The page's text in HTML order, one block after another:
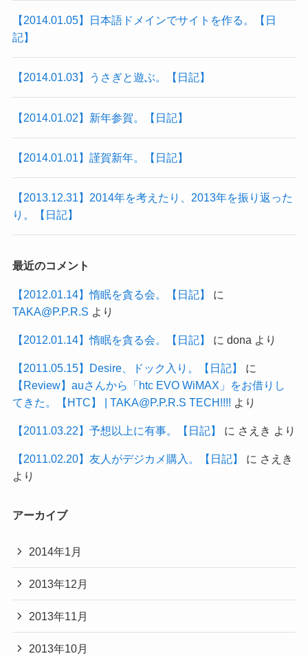
【2014.01.05】日本語ドメインでサイトを作る。【日
記】
【2014.01.03】うさぎと遊ぶ。【日記】
【2014.01.02】新年参賀。【日記】
【2014.01.01】謹賀新年。【日記】
【2013.12.31】2014年を考えたり、2013年を振り返った
り。【日記】
最近のコメント
【2012.01.14】惰眠を貪る会。【日記】
に
TAKA@P.P.R.S より
【2012.01.14】惰眠を貪る会。【日記】 に dona より
【2011.05.15】Desire、ドック入り。【日記】
に
【Review】auさんから「htc EVO WiMAX」をお借りし
てきた。【HTC】 | TAKA@P.P.R.S TECH!!!! より
【2011.03.22】予想以上に有事。【日記】 に さえき より
【2011.02.20】友人がデジカメ購入。【日記】 に さえき
より
アーカイブ
2014年1月
2013年12月
2013年11月
2013年10月